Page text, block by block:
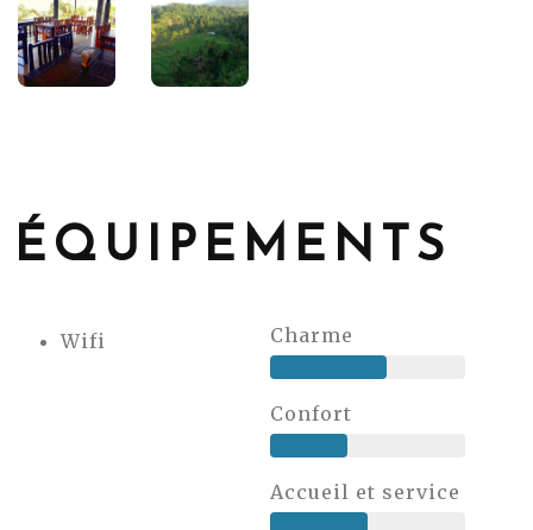
ÉQUIPEMENTS
Wifi Charme
Confort
Accueil et service